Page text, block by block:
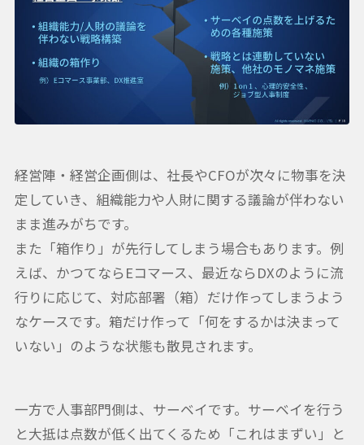
経営陣・経営企画側は、社長やCFOが次々に物事を決
定していき、組織能力や人財に関する議論が伴わない
まま進みがちです。
また「箱作り」が先行してしまう場合もあります。例
えば、かつてならEコマース、最近ならDXのように流
行りに応じて、対応部署（箱）だけ作ってしまうよう
なケースです。箱だけ作って「何をするかは決まって
いない」のような状態も散見されます。
一方で人事部門側は、サーベイです。サーベイを行う
と大抵は点数が低く出てくるため「これはまずい」と